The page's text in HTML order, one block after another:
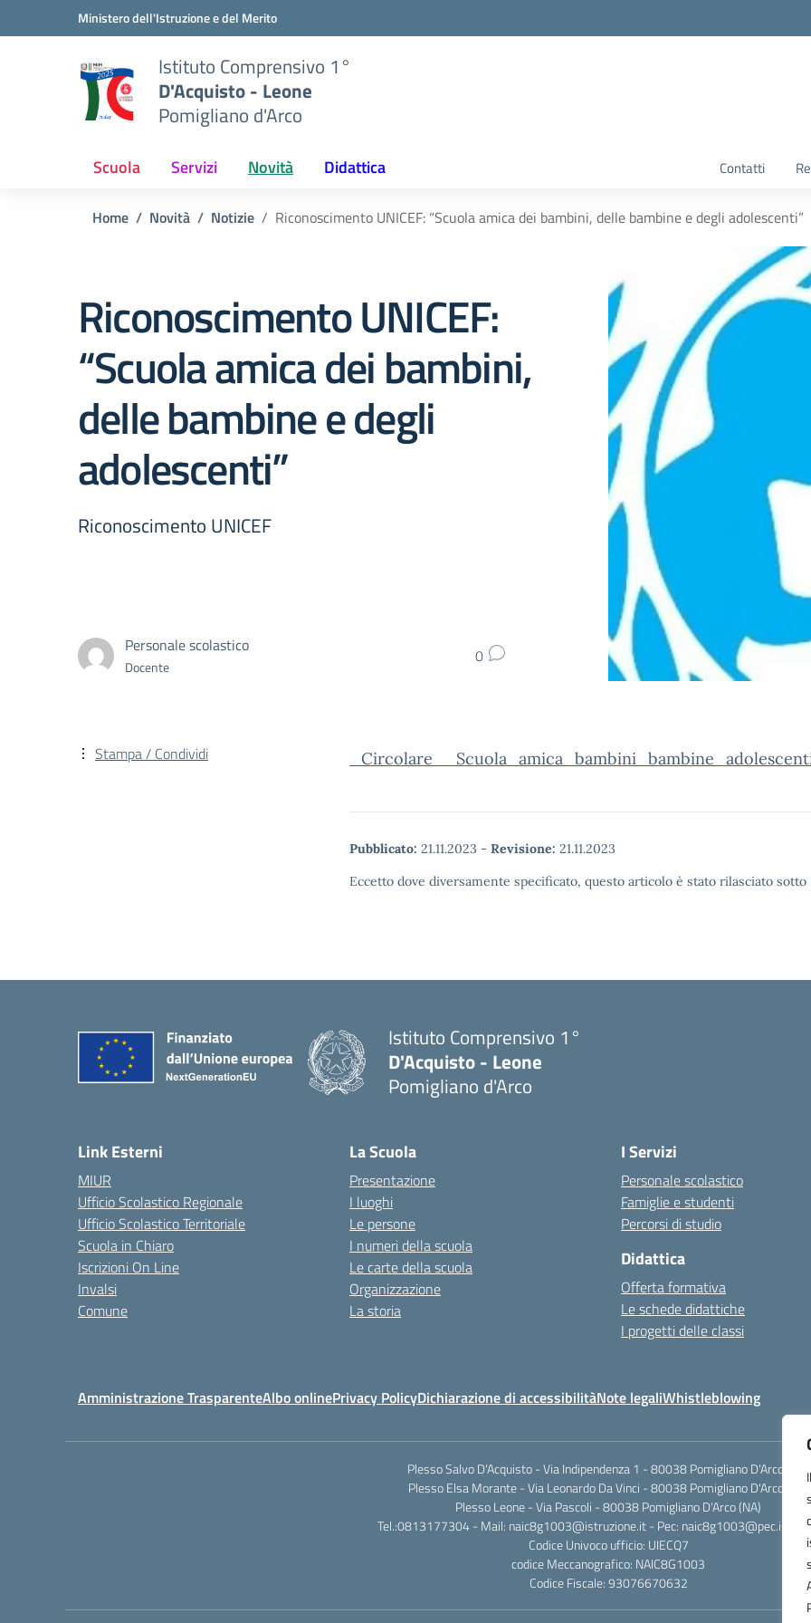
Vai ai contenuti
Vai al menu di navigazioneMinistero dell'Istruzione e del Merito
Istituto Comprensivo 1°
D'Acquisto - Leone
Pomigliano d'Arco
Scuola Servizi Novità Didattica Contatti
Home Novità Notizie Riconoscimento UNICEF: “Scuola amica dei bambini, delle bambine e degli adolescenti”
Riconoscimento UNICEF:
“Scuola amica dei bambini,
delle bambine e degli
adolescenti”
Riconoscimento UNICEF
Personale scolastico
Docente 0
Pubblicato: 21.11.2023 - Revisione: 21.11.2023
Eccetto dove diversamente specificato, questo articolo è stato rilasciato
Stampa / Condividi
Istituto Comprensivo 1°
D'Acquisto - Leone
Pomigliano d'Arco
Link Esterni
MIUR
Ufficio Scolastico Regionale
Ufficio Scolastico Territoriale
Scuola in Chiaro
Iscrizioni On Line
Invalsi
Comune
La Scuola
Presentazione
I luoghi
Le persone
I numeri della scuola
Le carte della scuola
Organizzazione
La storia
I Servizi
Personale scolastico
Famiglie e studenti
Percorsi di studio
Didattica
Offerta formativa
Le schede didattiche
I progetti delle classi
Amministrazione TrasparenteAlbo onlinePrivacy PolicyDichiarazione di accessibilitàNote legaliWhistleblowing
Plesso Salvo D'Acquisto - Via Indipendenza 1 - 80038 Pomigliano D'Arco (NA)
Plesso Elsa Morante - Via Leonardo Da Vinci - 80038 Pomigliano D'Arco (NA)
Plesso Leone - Via Pascoli - 80038 Pomigliano D'Arco (NA)
Tel.:0813177304 - Mail: naic8g1003@istruzione.it - Pec:
Codice Univoco ufficio: UIECQ7
codice Meccanografico: NAIC8G1003
Codice Fiscale: 93076670632